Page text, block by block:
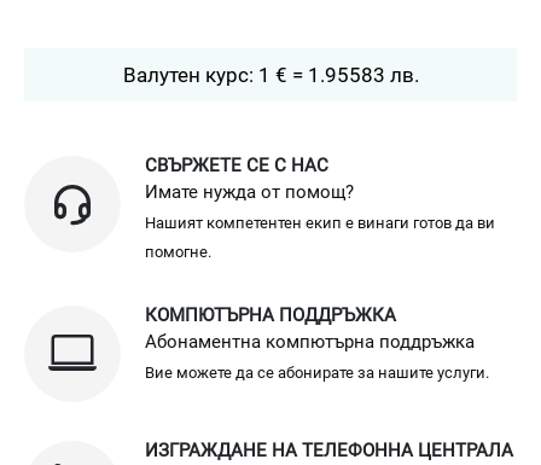
Валутен курс: 1 € = 1.95583 лв.
СВЪРЖЕТЕ СЕ С НАС
Имате нужда от помощ?
Нашият компетентен екип е винаги готов да ви
помогне.
КОМПЮТЪРНА ПОДДРЪЖКА
Абонаментна компютърна поддръжка
Вие можете да се абонирате за нашите услуги.
ИЗГРАЖДАНЕ НА ТЕЛЕФОННА ЦЕНТРАЛА